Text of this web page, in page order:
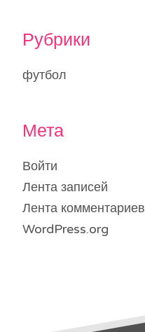
Рубрики
футбол
Мета
Войти
Лента записей
Лента комментариев
WordPress.org